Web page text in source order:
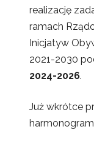
realizację
ramach
Inicjatyw
2021-2030
2024-2026.
Już wkrótce